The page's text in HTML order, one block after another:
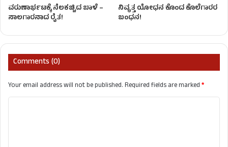
ವರುಣಾರ್ಭಟಕ್ಕೆ ನೆಲಕಚ್ಚಿದ ಬಾಳೆ –
ಸಾಲಗಾರನಾದ ರೈತ!
ನಿವೃತ್ತ ಯೋಧನ ಕೊಂದ ಕೊಲೆಗಾರರ
ಬಂಧನ!
Comments (0)
Your email address will not be published.Required fields are marked*